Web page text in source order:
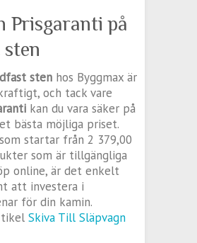
Prisgaranti på
sten hos Byggmax är
och tack vare
kan du vara säker på
bästa möjliga priset.
startar från 2 379,00
som är tillgängliga
online, är det enkelt
att investera i
för din kamin.
Skiva Till Släpvagn